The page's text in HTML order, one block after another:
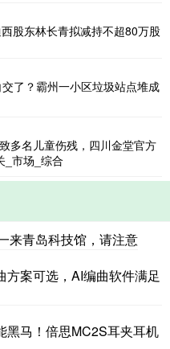
股东林长青拟减持不超80万股
了？霸州一小区垃圾站点堆成
多名儿童伤残，四川金堂官方
_市场_综合
来青岛科技馆，请注意
案可选，AI编曲软件满足
黑马！倍思MC2S耳夹耳机